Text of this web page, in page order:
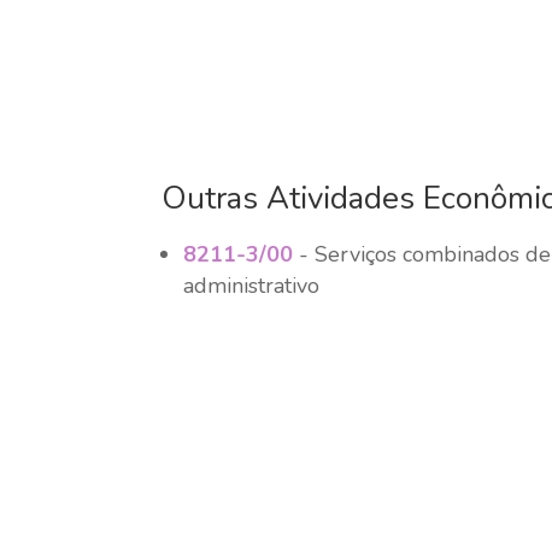
Outras Atividades
8211-3/00 - Serviços combinados
administrativo